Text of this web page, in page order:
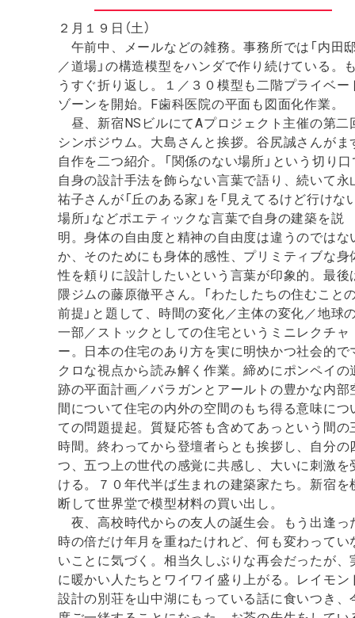
２月１９日（土）
午前中、メールなどの雑務。事務所では「内田
／道場」の構造模型をハンダで作り続けている。
うすぐ折り返し。１／３０模型も二階プライベー
ゾーンを開始。F歯科医院の平面も図面化作業。
昼、新宿NSビルにてAプロジェクト主催の第二
シンポジウム。大島さんと挨拶。谷尻誠さんがま
自作を二つ紹介。「関係のない場所」という切り
自身の設計手法を飾らない言葉で語り、続いて永
祐子さんが「丘のある家」を「見えてるけど行けな
場所」などポエティックな言葉で自身の建築を説
明。身体の自由度と精神の自由度は違うのではな
か、そのためにも身体的感性、プリミティブな身
性を頼りに設計したいという言葉が印象的。最後
隈ジムの藤原徹平さん。「わたしたちの住むこと
前提」と題して、時間の変化／主体の変化／地球
一部／ストックとしての住宅というミニレクチャ
ー。日本の住宅のあり方を実に明快かつ社会的で
クロな視点から読み解く作業。締めにポンペイの
跡の平面計画／バラガンとアールトの豊かな内部
間について住宅の内外の空間のもち得る意味につ
ての問題提起。質疑応答も含めてあっという間の
時間。終わってから登壇者らとも挨拶し、自分の
つ、五つ上の世代の感覚に共感し、大いに刺激を
ける。７０年代半ば生まれの建築家たち。新宿を
断して世界堂で模型材料の買い出し。
夜、高校時代からの友人の誕生会。もう出逢っ
時の倍だけ年月を重ねたけれど、何も変わってい
いことに気づく。相当久しぶりな再会だったが、
に暖かい人たちとワイワイ盛り上がる。レイモン
設計の別荘を山中湖にもっている話に食いつき、